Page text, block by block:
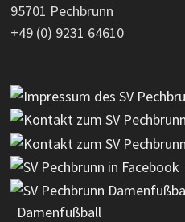
95701 Pechbrunn
+49 (0) 9231 64610
Damenfußball